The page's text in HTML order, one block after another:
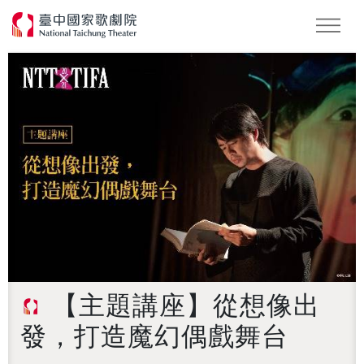
【主題講座】從想像出
發，打造魔幻偶戲舞台